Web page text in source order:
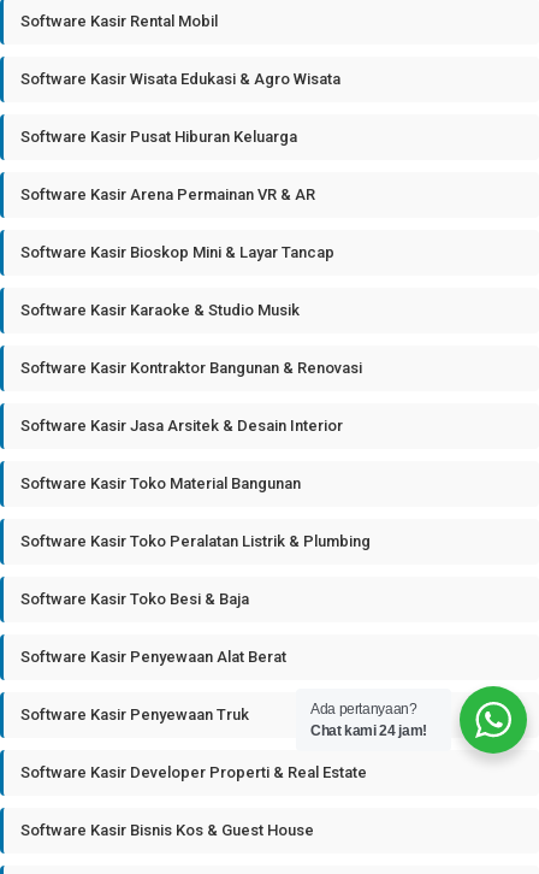
Software Kasir Rental Mobil
Software Kasir Wisata Edukasi & Agro Wisata
Software Kasir Pusat Hiburan Keluarga
Software Kasir Arena Permainan VR & AR
Software Kasir Bioskop Mini & Layar Tancap
Software Kasir Karaoke & Studio Musik
Software Kasir Kontraktor Bangunan & Renovasi
Software Kasir Jasa Arsitek & Desain Interior
Software Kasir Toko Material Bangunan
Software Kasir Toko Peralatan Listrik & Plumbing
Software Kasir Toko Besi & Baja
Software Kasir Penyewaan Alat Berat
Software Kasir Penyewaan Truk
Software Kasir Developer Properti & Real Estate
Software Kasir Bisnis Kos & Guest House
Ada pertanyaan?
Chat kami 24 jam!